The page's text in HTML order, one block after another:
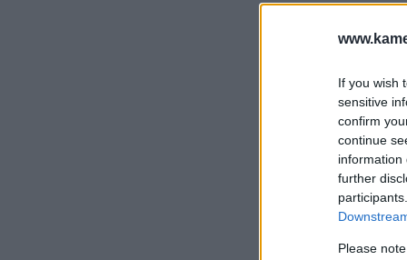
If you wish
sensitive
confirm
continue
information
further
Please